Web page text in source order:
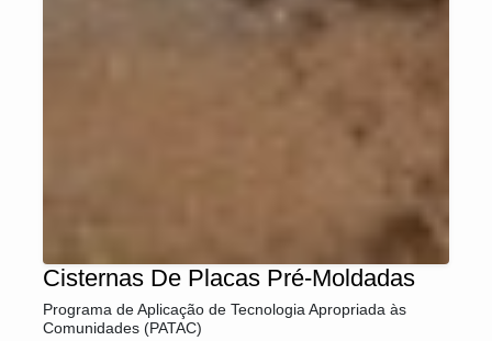
Cisternas De Placas Pré-Moldadas
Programa de Aplicação de Tecnologia Apropriada às
Comunidades (PATAC)